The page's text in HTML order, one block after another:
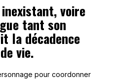
voire
tant son
la décadence
vie.
pour coordonner